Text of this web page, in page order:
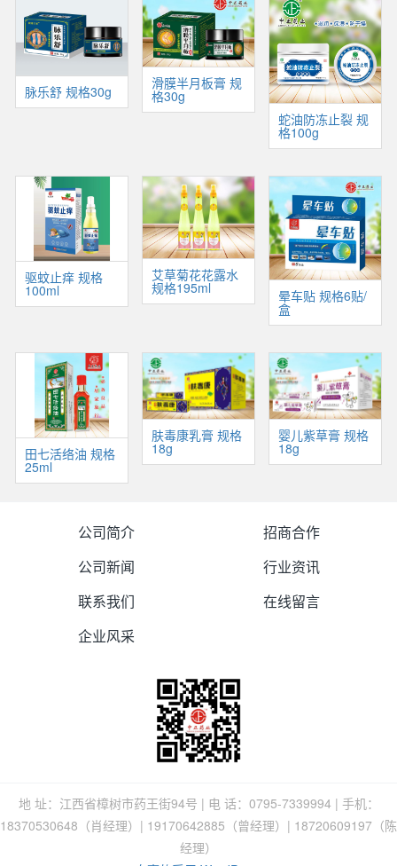
脉乐舒 规格30g 滑膜半月板膏 规
格30g
蛇油防冻止裂 规
格100g
驱蚊止痒 规格
100ml
艾草菊花花露水
规格195ml 晕车贴 规格6贴/
盒
田七活络油 规格
25ml
肤毒康乳膏 规格
18g
婴儿紫草膏 规格
18g
公司简介
招商合作
公司新闻
行业资讯
联系我们
在线留言
企业风采
地 址：江西省樟树市药王街94号 | 电 话：0795-7339994 | 手机：
18370530648（肖经理）| 19170642885（曾经理）| 18720609197（陈
经理）